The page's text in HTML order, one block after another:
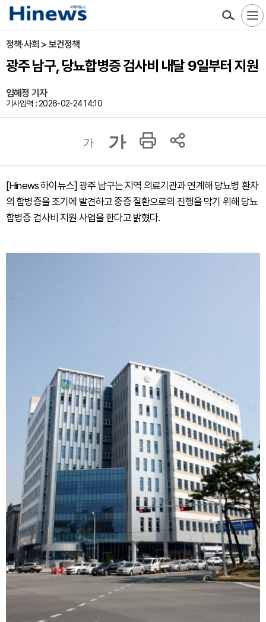
정책·사회 > 보건정책
광주 남구, 당뇨합병증 검사비 내달 9일부터 지원
임혜정 기자
기사입력 : 2026-02-24 14:10
가 가
[Hinews 하이뉴스] 광주 남구는 지역 의료기관과 연계해 당뇨병 환자
의 합병증을 조기에 발견하고 중증 질환으로의 진행을 막기 위해 당뇨
합병증 검사비 지원 사업을 한다고 밝혔다.